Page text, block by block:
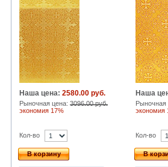
Наша цена: 2580.00 руб.
Рыночная цена: 3096.00 руб.
экономия 17%
Наша
экономия
Кол-во
В корзину
Кол-во
В